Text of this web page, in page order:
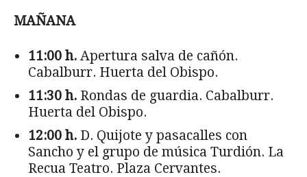
MAÑANA
11:00 h. Apertura salva de cañón.
Cabalburr. Huerta del Obispo.
11:30 h. Rondas de guardia. Cabalburr.
Huerta del Obispo.
12:00 h. D. Quijote y pasacalles con
Sancho y el grupo de música Turdión. La
Recua Teatro. Plaza Cervantes.